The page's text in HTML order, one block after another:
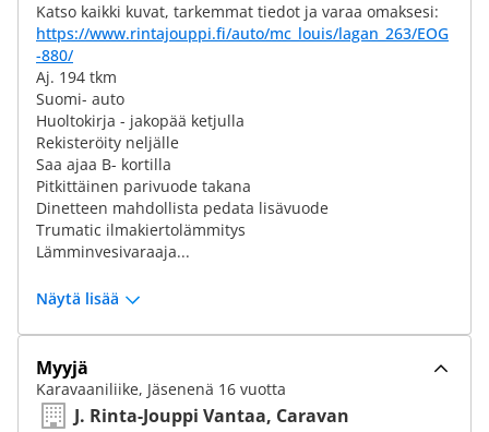
Katso kaikki kuvat, tarkemmat tiedot ja varaa omaksesi:
https://www.rintajouppi.fi/auto/mc_louis/lagan_263/EOG
-880/
Aj. 194 tkm
Suomi- auto
Huoltokirja - jakopää ketjulla
Rekisteröity neljälle
Saa ajaa B- kortilla
Pitkittäinen parivuode takana
Dinetteen mahdollista pedata lisävuode
Trumatic ilmakiertolämmitys
Lämminvesivaraaja...
Näytä lisää
Myyjä
Karavaaniliike, Jäsenenä 16 vuotta
J. Rinta-Jouppi Vantaa, Caravan